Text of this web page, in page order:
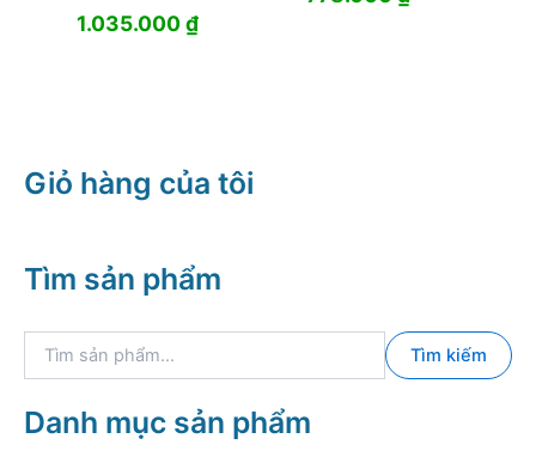
1.035.000₫
Giỏ hàng của tôi
Tìm sản phẩm
k
i
Tìm kiếm
Danh mục sản phẩm